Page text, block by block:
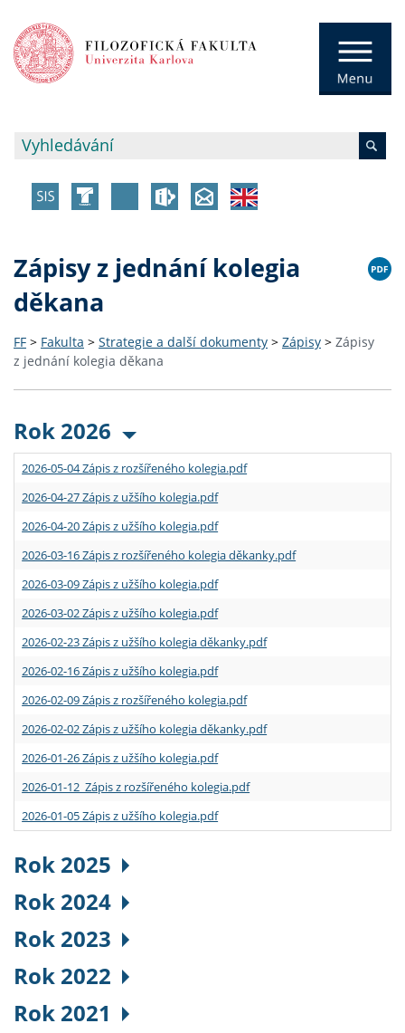
Zápisy z jednání kolegia
děkana
FF > Fakulta > Strategie a další dokumenty > Zápisy > Zápisy
z jednání kolegia děkana
Rok 2026
2026-05-04 Zápis z rozšířeného kolegia.pdf
2026-04-27 Zápis z užšího kolegia.pdf
2026-04-20 Zápis z užšího kolegia.pdf
2026-03-16 Zápis z rozšířeného kolegia děkanky.pdf
2026-03-09 Zápis z užšího kolegia.pdf
2026-03-02 Zápis z užšího kolegia.pdf
2026-02-23 Zápis z užšího kolegia děkanky.pdf
2026-02-16 Zápis z užšího kolegia.pdf
2026-02-09 Zápis z rozšířeného kolegia.pdf
2026-02-02 Zápis z užšího kolegia děkanky.pdf
2026-01-26 Zápis z užšího kolegia.pdf
2026-01-12 Zápis z rozšířeného kolegia.pdf
2026-01-05 Zápis z užšího kolegia.pdf
Rok 2025
Rok 2024
Rok 2023
Rok 2022
Rok 2021